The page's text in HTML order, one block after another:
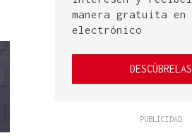
manera gratuita
electrónico
DESCÚBRELAS